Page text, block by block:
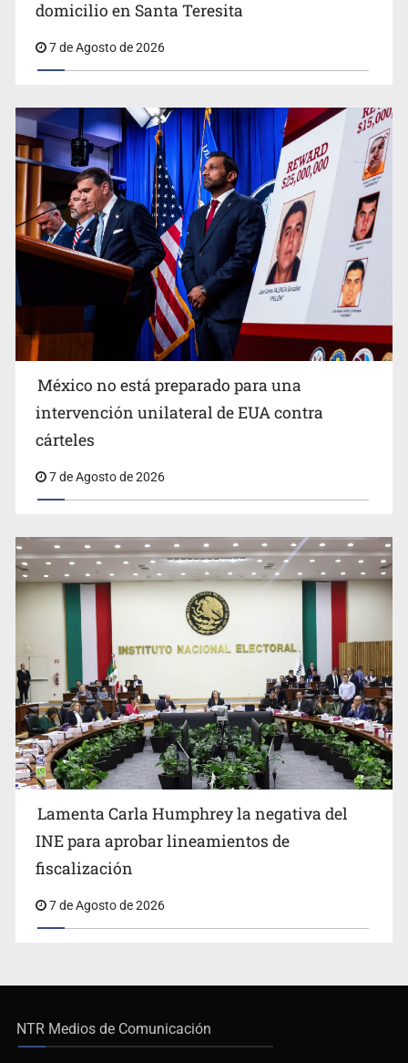
Procesan a el “R1”, presunto líder criminal en Jalisco y
Michoacán
Desapariciones en Jalisco, con complicidad de policías,
domicilio en Santa Teresita
7 de Agosto de 2026
México no está preparado para una
intervención unilateral de EUA contra
cárteles
7 de Agosto de 2026
Lamenta Carla Humphrey la negativa del
INE para aprobar lineamientos de
fiscalización
7 de Agosto de 2026
NTR Medios de Comunicación